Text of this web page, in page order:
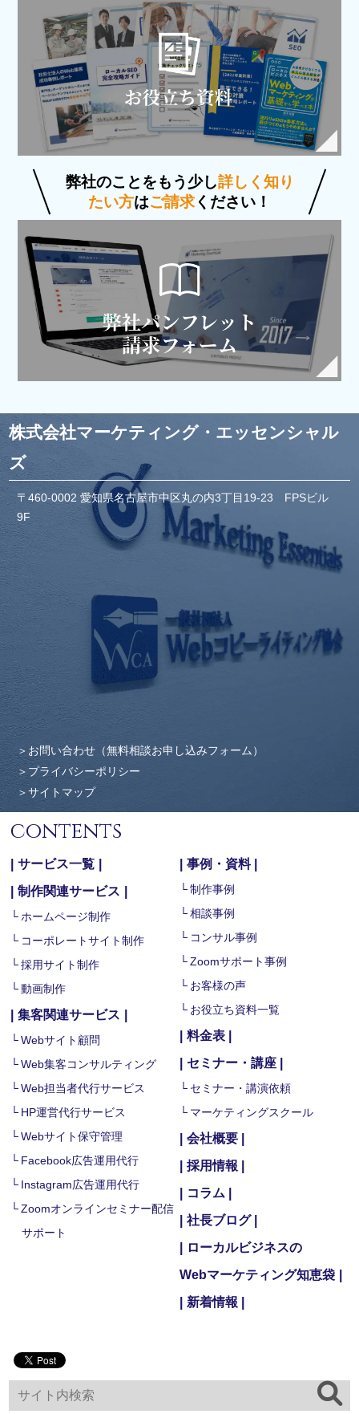
弊社のことをもう少し詳しく知り
たい方はご請求 ください！
株式会社マーケティング・エッセンシャル
ズ
〒460-0002 愛知県名古屋市中区丸の内3丁目19-23 FPSビル
9F
お問い合わせ（無料相談お申し込みフォーム）
プライバシーポリシー
サイトマップ
contents
サービス一覧
制作関連サービス
ホームページ制作
コーポレートサイト制作
採用サイト制作
動画制作
集客関連サービス
Webサイト顧問
Web集客コンサルティング
Web担当者代行サービス
HP運営代行サービス
Webサイト保守管理
Facebook広告運用代行
Instagram広告運用代行
Zoomオンラインセミナー配信
サポート
事例・資料
制作事例
相談事例
コンサル事例
Zoomサポート事例
お客様の声
お役立ち資料一覧
料金表
セミナー・講座
セミナー・講演依頼
マーケティングスクール
会社概要
採用情報
コラム
社長ブログ
ローカルビジネスの
Webマーケティング知恵袋
新着情報